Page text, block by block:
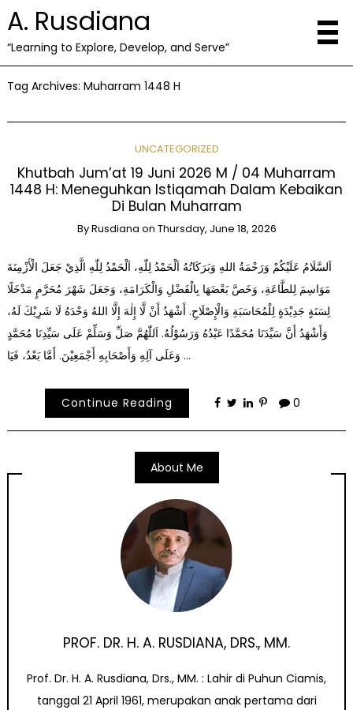
A. Rusdiana
“Learning to Explore, Develop, and Serve”
Tag Archives: Muharram 1448 H
UNCATEGORIZED
Khutbah Jum’at 19 Juni 2026 M / 04 Muharram
1448 H: Meneguhkan Istiqamah Dalam Kebaikan
Di Bulan Muharram
ByRusdiana on Thursday, June 18, 2026
اَلسَّلَامُ عَلَيْكُمْ وَرَحْمَةُ اللهِ وَبَرَكَاتُهُ اَلْحَمْدُ لِلّٰهِ، اَلْحَمْدُ لِلّٰهِ الَّذِيْ جَعَلَ الْأَزْمِنَةَ
مَوَاسِمَ لِلطَّاعَةِ، وَخَصَّ بَعْضَهَا بِالْفَضْلِ وَالْكَرَامَةِ، وَجَعَلَ شَهْرَ مُحَرَّمٍ مَدْخَلًا
لِسَنَةٍ جَدِيْدَةٍ لِلْمُحَاسَبَةِ وَالْإِصْلَاحِ. أَشْهَدُ أَنْ لَّا إِلٰهَ إِلَّا اللهُ وَحْدَهُ لَا شَرِيْكَ لَهُ،
وَأَشْهَدُ أَنَّ سَيِّدَنَا مُحَمَّدًا عَبْدُهُ وَرَسُوْلُهُ. اَللّٰهُمَّ صَلِّ وَسَلِّمْ عَلَى سَيِّدِنَا مُحَمَّدٍ
وَعَلَى آلِهِ وَأَصْحَابِهِ أَجْمَعِيْنَ. أَمَّا بَعْدُ، فَيَا …
Continue Reading 0
About Me
PROF. DR. H. A. RUSDIANA, DRS., MM.
Prof. Dr. H. A. Rusdiana, Drs., MM. : Lahir di Puhun Ciamis,
tanggal 21 April 1961, merupakan anak pertama dari